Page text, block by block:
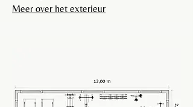
Meer over het exterieur